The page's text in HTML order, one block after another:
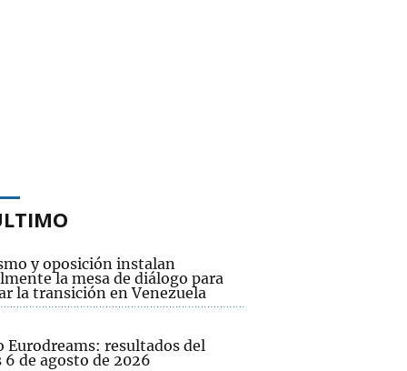
y oposición instalan
la mesa de diálogo para
la transición en Venezuela
Eurodreams: resultados del
6 de agosto de 2026